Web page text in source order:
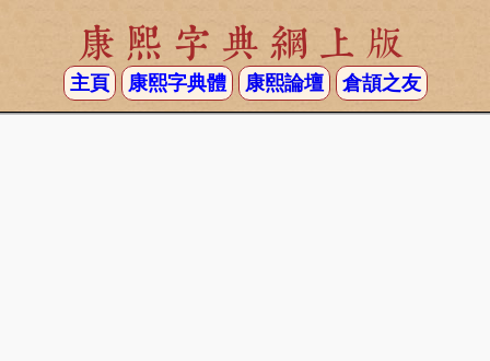
康熙字典網上版
主頁 康熙字典體 康熙論壇 倉頡之友